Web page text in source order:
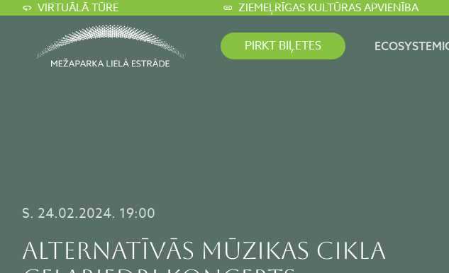
VIRTUĀLĀ TŪRE ZIEMEĻRĪGAS KULTŪRAS APVIENĪBA
PIRKT BIĻETES
S. 24.02.2024. 19:00
Alternatīvās mūzikas cikla